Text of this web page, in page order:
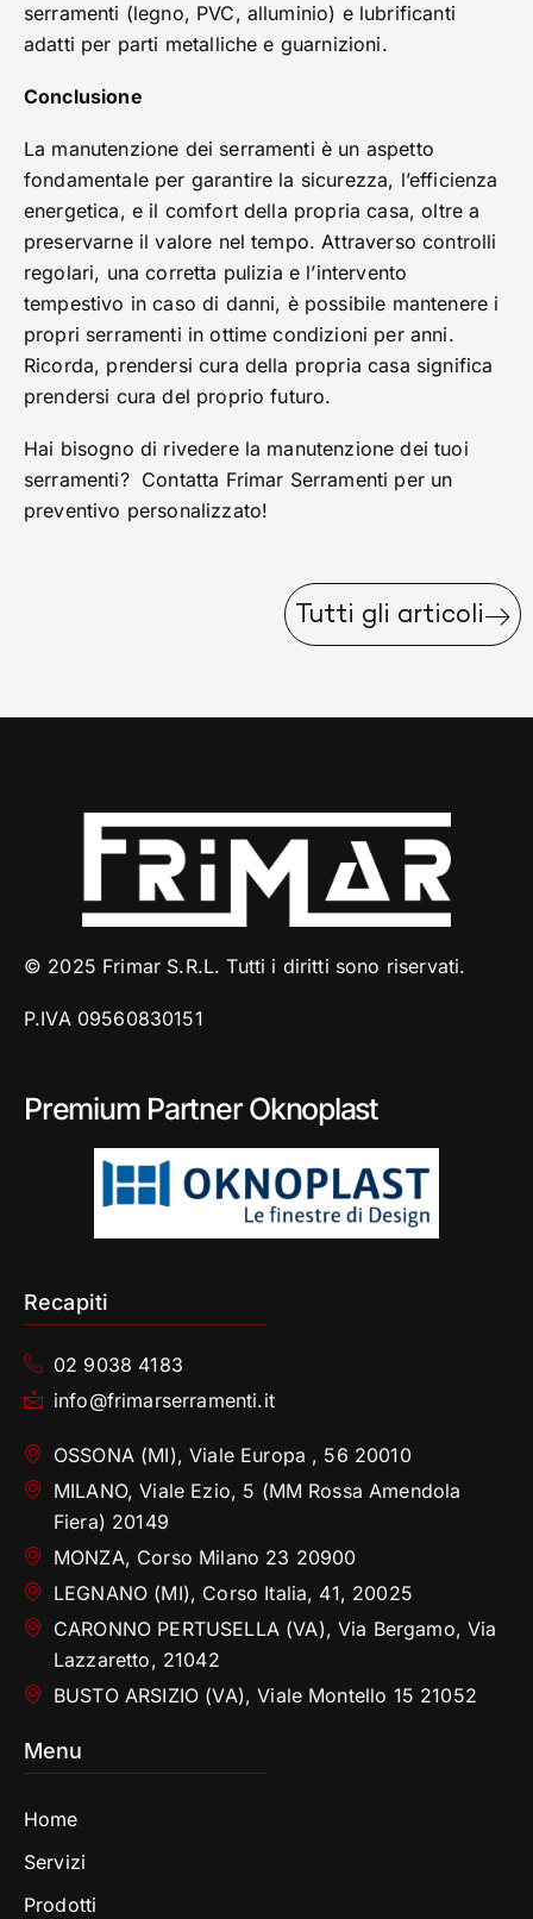
serramenti (legno, PVC, alluminio) e lubrificanti
adatti per parti metalliche e guarnizioni.
Conclusione
La manutenzione dei serramenti è un aspetto
fondamentale per garantire la sicurezza, l’efficienza
energetica, e il comfort della propria casa, oltre a
preservarne il valore nel tempo. Attraverso controlli
regolari, una corretta pulizia e l’intervento
tempestivo in caso di danni, è possibile mantenere i
propri serramenti in ottime condizioni per anni.
Ricorda, prendersi cura della propria casa significa
prendersi cura del proprio futuro.
Hai bisogno di rivedere la manutenzione dei tuoi
serramenti? Contatta Frimar Serramenti per un
preventivo personalizzato!
Tutti gli articoli
© 2025 Frimar S.R.L. Tutti i diritti sono riservati.
P.IVA 09560830151
Premium Partner Oknoplast
Recapiti
02 9038 4183
info@frimarserramenti.it
OSSONA (MI), Viale Europa , 56 20010
MILANO, Viale Ezio, 5 (MM Rossa Amendola
Fiera) 20149
MONZA, Corso Milano 23 20900
LEGNANO (MI), Corso Italia, 41, 20025
CARONNO PERTUSELLA (VA), Via Bergamo, Via
Lazzaretto, 21042
BUSTO ARSIZIO (VA), Viale Montello 15 21052
Menu
Home
Servizi
Prodotti